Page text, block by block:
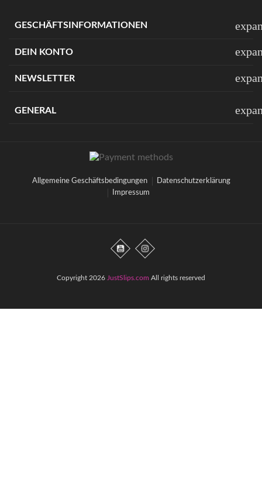
GESCHÄFTSINFORMATIONEN
DEIN KONTO
NEWSLETTER
GENERAL
Allgemeine Geschäftsbedingungen
Datenschutzerklärung
Impressum
Copyright 2026 JustSlips.com All rights reserved